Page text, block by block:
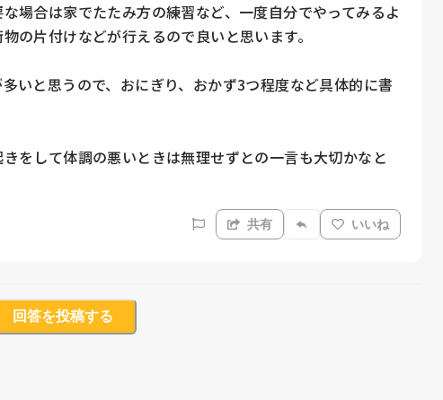
場合は家でたたみ方の練習など、一度自分でやってみるよ
の片付けなどが行えるので良いと思います。
いと思うので、おにぎり、おかず3つ程度など具体的に書
をして体調の悪いときは無理せずとの一言も大切かなと
共有 いいね
回答を投稿する